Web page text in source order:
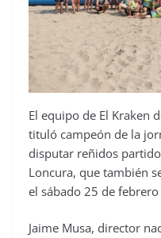
El equipo de El Kraken
tituló campeón de la
disputar reñidos
Loncura, que también
el sábado 25 de
Jaime Musa, director